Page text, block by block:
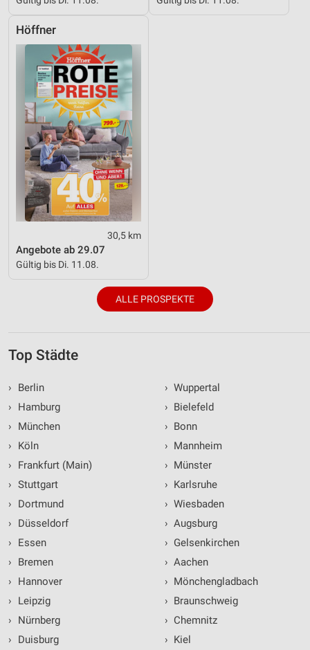
Höffner
30,5 km
Angebote ab 29.07
Gültig bis Di. 11.08.
ALLE PROSPEKTE
Top Städte
›
Berlin
›
Hamburg
›
München
›
Köln
›
Frankfurt (Main)
› Stuttgart
›
Dortmund
›
Düsseldorf
›
Essen
›
Bremen
›
Hannover
›
Leipzig
›
Nürnberg
›
Duisburg
› Wuppertal
› Bielefeld
› Bonn
› Mannheim
› Münster
› Karlsruhe
› Wiesbaden
› Augsburg
› Gelsenkirchen
› Aachen
› Mönchengladbach
› Braunschweig
› Chemnitz
› Kiel